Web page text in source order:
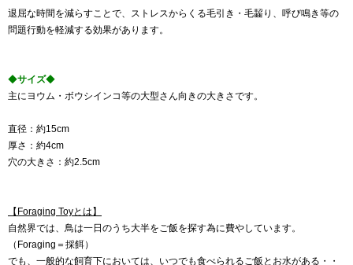
退屈な時間を減らすことで、ストレスからくる毛引き・毛齧り、呼び鳴き等の
問題行動を軽減する効果があります。
◆サイズ◆
主にヨウム・ボウシインコ等の大型さん向きの大きさです。
直径：約15cm
厚さ：約4cm
穴の大きさ：約2.5cm
【Foraging Toyとは】
自然界では、鳥は一日のうち大半をご飯を探す為に費やしています。
（Foraging＝採餌）
でも、一般的な飼育下においては、いつでも食べられるご飯とお水がある・・